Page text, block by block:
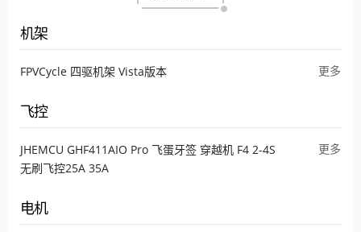
机架
FPVCycle 四驱机架 Vista版本 更多
飞控
JHEMCU GHF411AIO Pro 飞蛋牙签 穿越机 F4 2-4S
无刷飞控25A 35A
更多
电机